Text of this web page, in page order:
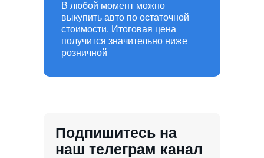
В любой момент можно
выкупить авто по остаточной
стоимости. Итоговая цена
получится значительно ниже
розничной
Подпишитесь на
наш телеграм канал